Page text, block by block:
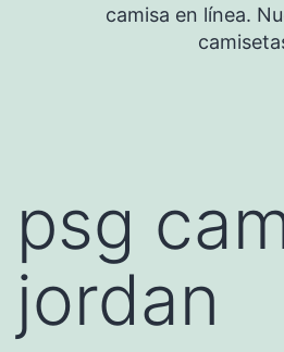
camisa en línea.
psg
jordan